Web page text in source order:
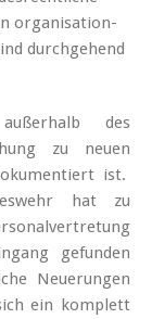
organisation-
durchgehend
des
zu neuen
ist.
hat zu
gefunden
Neuerungen
ein komplett